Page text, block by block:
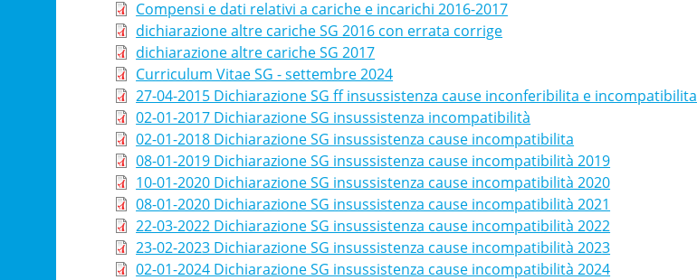
Compensi e dati relativi a cariche e incarichi 2016-2017
dichiarazione altre cariche SG 2016 con errata corrige
dichiarazione altre cariche SG 2017
Curriculum Vitae SG - settembre 2024
27-04-2015 Dichiarazione SG ff insussistenza cause inconferibilita e incompatibilita
02-01-2017 Dichiarazione SG insussistenza incompatibilità
02-01-2018 Dichiarazione SG insussistenza cause incompatibilita
08-01-2019 Dichiarazione SG insussistenza cause incompatibilità 2019
10-01-2020 Dichiarazione SG insussistenza cause incompatibilità 2020
08-01-2020 Dichiarazione SG insussistenza cause incompatibilità 2021
22-03-2022 Dichiarazione SG insussistenza cause incompatibilità 2022
23-02-2023 Dichiarazione SG insussistenza cause incompatibilità 2023
02-01-2024 Dichiarazione SG insussistenza cause incompatibilità 2024